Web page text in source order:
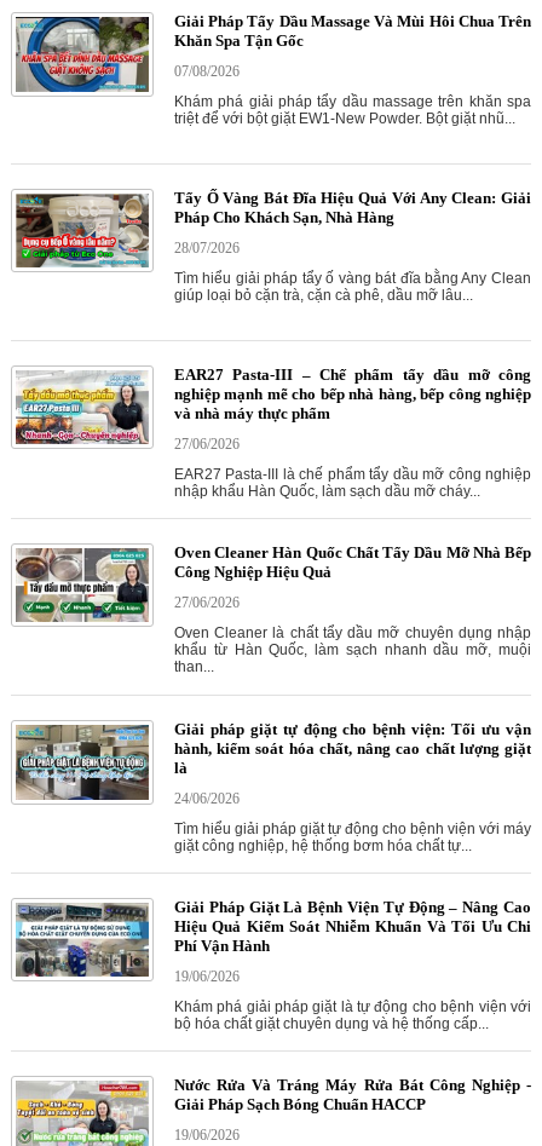
Giải Pháp Tẩy Dầu Massage Và Mùi Hôi Chua Trên
Khăn Spa Tận Gốc
07/08/2026
Khám phá giải pháp tẩy dầu massage trên khăn spa
triệt để với bột giặt EW1-New Powder. Bột giặt nhũ...
Tẩy Ố Vàng Bát Đĩa Hiệu Quả Với Any Clean: Giải
Pháp Cho Khách Sạn, Nhà Hàng
28/07/2026
Tìm hiểu giải pháp tẩy ố vàng bát đĩa bằng Any Clean
giúp loại bỏ cặn trà, cặn cà phê, dầu mỡ lâu...
EAR27 Pasta-III – Chế phẩm tẩy dầu mỡ công
nghiệp mạnh mẽ cho bếp nhà hàng, bếp công nghiệp
và nhà máy thực phẩm
27/06/2026
EAR27 Pasta-III là chế phẩm tẩy dầu mỡ công nghiệp
nhập khẩu Hàn Quốc, làm sạch dầu mỡ cháy...
Oven Cleaner Hàn Quốc Chất Tẩy Dầu Mỡ Nhà Bếp
Công Nghiệp Hiệu Quả
27/06/2026
Oven Cleaner là chất tẩy dầu mỡ chuyên dụng nhập
khẩu từ Hàn Quốc, làm sạch nhanh dầu mỡ, muội
than...
Giải pháp giặt tự động cho bệnh viện: Tối ưu vận
hành, kiểm soát hóa chất, nâng cao chất lượng giặt
là
24/06/2026
Tìm hiểu giải pháp giặt tự động cho bệnh viện với máy
giặt công nghiệp, hệ thống bơm hóa chất tự...
Giải Pháp Giặt Là Bệnh Viện Tự Động – Nâng Cao
Hiệu Quả Kiểm Soát Nhiễm Khuẩn Và Tối Ưu Chi
Phí Vận Hành
19/06/2026
Khám phá giải pháp giặt là tự động cho bệnh viện với
bộ hóa chất giặt chuyên dụng và hệ thống cấp...
Nước Rửa Và Tráng Máy Rửa Bát Công Nghiệp -
Giải Pháp Sạch Bóng Chuẩn HACCP
19/06/2026